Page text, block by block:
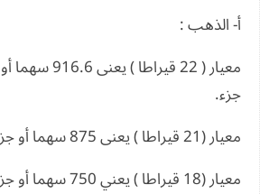
أ- الذهب :
جزء.
معيار (21 قيراطا ) يعنى 875 سهما أو جزءا من كل 1000 جزء.
معيار (18 قيراطا ) يعني 750 سهما أو جزءا من كل 1000 جزء.